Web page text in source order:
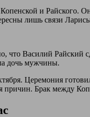
Копенской и
лишь связи
что Василий Райский
дочь мужчины.
Церемония
причин. Брак между